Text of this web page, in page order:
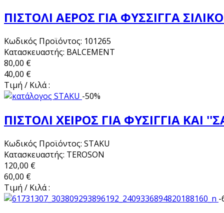
ΠΙΣΤΟΛΙ ΑΕΡΟΣ ΓΙΑ ΦΥΣΣΙΓΓΑ
Κωδικός Προϊόντος: 101265
Κατασκευαστής: BALCEMENT
80,00 €
40,00 €
Τιμή / Κιλά :
-50%
ΠΙΣΤΟΛΙ ΧΕΙΡΟΣ ΓΙΑ ΦΥΣΙΓΓΙΑ ΚΑΙ
Κωδικός Προϊόντος: STAKU
Κατασκευαστής: TEROSON
120,00 €
60,00 €
Τιμή / Κιλά :
-